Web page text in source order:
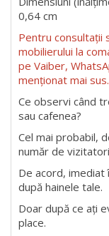
0,64 cm
Pentru consultații
mobilierului la
pe Vaiber,
menționat mai sus.
Ce observi când
sau cafenea?
Cel mai probabil,
număr de
De acord, imediat
după hainele tale.
Doar după ce ați
place.